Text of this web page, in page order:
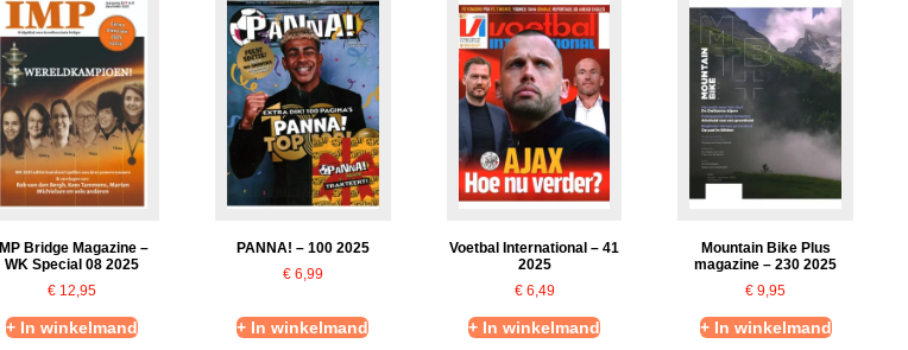
IMP Bridge Magazine –
WK Special 08 2025
€12,95
+ In winkelmand
PANNA! – 100 2025
€6,99
+ In winkelmand
Voetbal International – 41
2025
€6,49
+ In winkelmand
Mountain Bike Plus
magazine – 230 2025
€ 9,95
+ In winkelmand